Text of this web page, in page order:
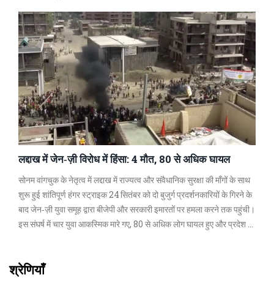
लद्दाख में जेन‑ज़ी विरोध में हिंसा: 4 मौत, 80 से अधिक घायल
सोनम वांगचुक के नेतृत्व में लद्दाख में राज्यत्व और संवैधानिक सुरक्षा की माँगों के साथ
शुरू हुई शांतिपूर्ण हंगर स्ट्राइक 24 सितंबर को दो बुजुर्ग प्रदर्शनकारियों के गिरने के
बाद जेन‑ज़ी युवा समूह द्वारा बीजेपी और सरकारी इमारतों पर हमला करने तक पहुंची।
इस संघर्ष में चार युवा आकस्मिक मारे गए, 80 से अधिक लोग घायल हुए और प्रदेश में
श्रेणियाँ